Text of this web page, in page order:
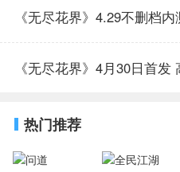
《无尽花界》4.29不删档内
《无尽花界》4月30日首发
女神卡牌手游
热门推荐